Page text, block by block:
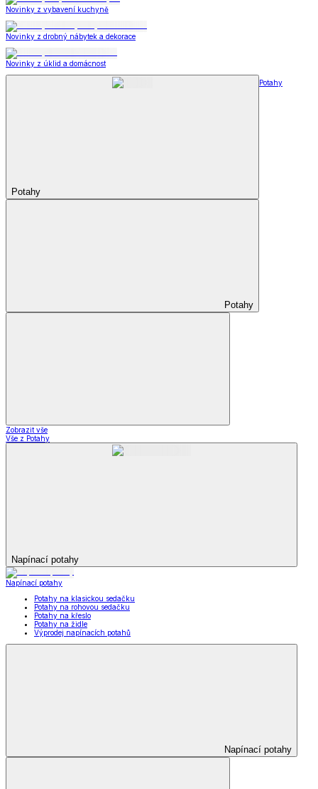
Novinky z vybavení kuchyně
Novinky z drobný nábytek a dekorace
Novinky z úklid a domácnost
Potahy
Potahy
Potahy
Zobrazit vše
Vše z Potahy
Napínací potahy
Napínací potahy
Potahy na klasickou sedačku
Potahy na rohovou sedačku
Potahy na křeslo
Potahy na židle
Výprodej napínacích potahů
Napínací potahy